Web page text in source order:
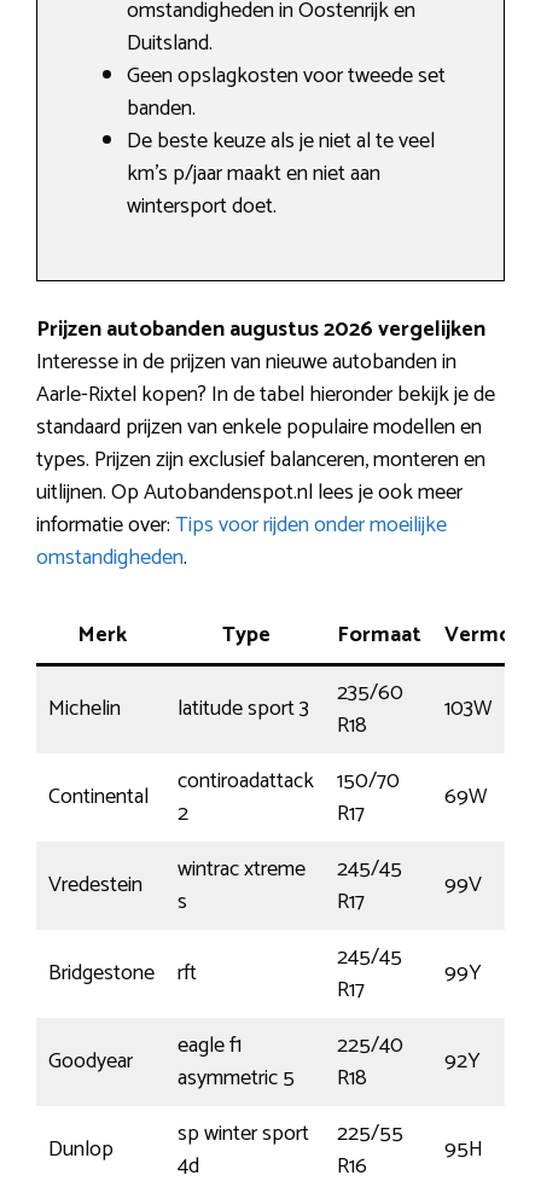
omstandigheden in Oostenrijk en
Duitsland.
Geen opslagkosten voor tweede set
banden.
De beste keuze als je niet al te veel
km’s p/jaar maakt en niet aan
wintersport doet.
Prijzen autobanden augustus 2026 vergelijken
Interesse in de prijzen van nieuwe autobanden in
Aarle-Rixtel kopen? In de tabel hieronder bekijk je de
standaard prijzen van enkele populaire modellen en
types. Prijzen zijn exclusief balanceren, monteren en
uitlijnen. Op Autobandenspot.nl lees je ook meer
informatie over:Tips voor rijden onder moeilijke
omstandigheden.
Merk Type Formaat
Michelin latitude sport 3
235/60
R18
103W
Continental
contiroadattack
2
150/70
R17
69W
Vredestein
wintrac xtreme
s
245/45
R17
99V
Bridgestone rft
245/45
R17
99Y
Goodyear
eagle f1
asymmetric 5
225/40
R18
92Y
Dunlop
sp winter sport
4d
225/55
R16
95H